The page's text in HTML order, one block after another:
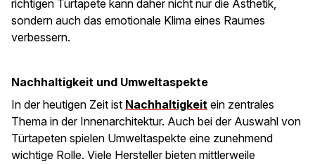
richtigen Türtapete kann daher nicht nur die Ästhetik,
sondern auch das emotionale Klima eines Raumes
verbessern.
Nachhaltigkeit und Umweltaspekte
In der heutigen Zeit ist Nachhaltigkeit ein zentrales
Thema in der Innenarchitektur. Auch bei der Auswahl von
Türtapeten spielen Umweltaspekte eine zunehmend
wichtige Rolle. Viele Hersteller bieten mittlerweile